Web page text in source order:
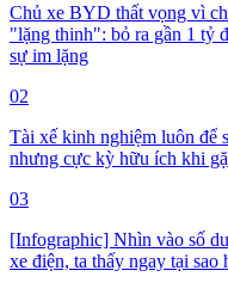
Chủ xe BYD thất vọng vì
"lặng thinh": bỏ ra gần 1 tỷ
sự im lặng
02
Tài xế kinh nghiệm luôn để
nhưng cực kỳ hữu ích khi
03
[Infographic] Nhìn vào số
xe điện, ta thấy ngay tại